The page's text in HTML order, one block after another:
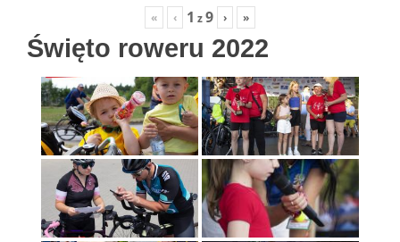
« ‹ 1 z9 › »
Święto roweru 2022